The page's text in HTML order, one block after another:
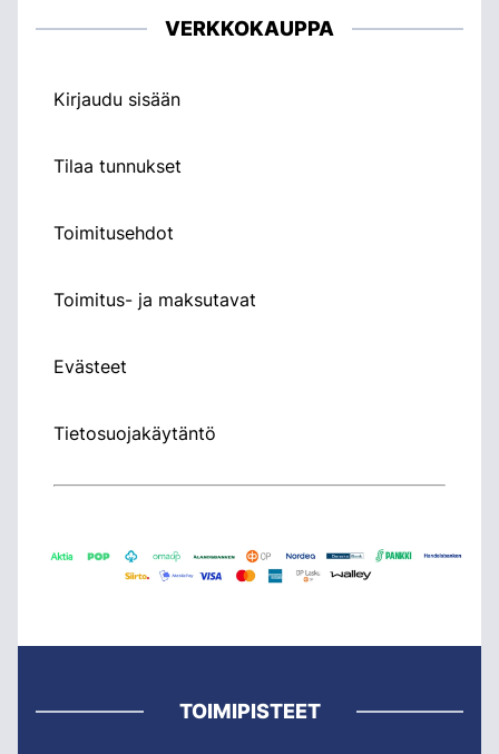
VERKKOKAUPPA
Kirjaudu sisään
Tilaa tunnukset
Toimitusehdot
Toimitus- ja maksutavat
Evästeet
Tietosuojakäytäntö
TOIMIPISTEET